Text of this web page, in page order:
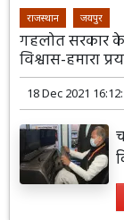
राजस्थान जयपुर
गहलोत सरकार
विश्वास-हमारा
18 Dec 2021